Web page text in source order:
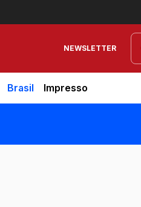
NEWSLETTER
Brasil Impresso